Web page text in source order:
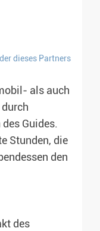
dieses Partners
als auch
Guides.
Stunden, die
den
des